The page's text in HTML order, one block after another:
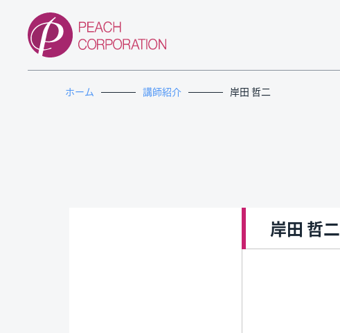
ホーム 講師紹介 岸田 哲二
岸田 哲二